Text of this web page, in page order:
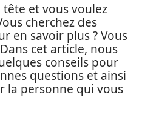
tête et vous voulez
cherchez des
en savoir plus ? Vous
cet article, nous
conseils pour
questions et ainsi
la personne qui vous